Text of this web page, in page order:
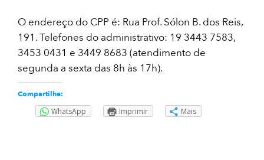
O endereço do CPP é: Rua Prof. Sólon B. dos Reis,
191. Telefones do administrativo: 19 3443 7583,
3453 0431 e 3449 8683 (atendimento de
segunda a sexta das 8h às 17h).
Compartilhe:
WhatsApp Imprimir Mais